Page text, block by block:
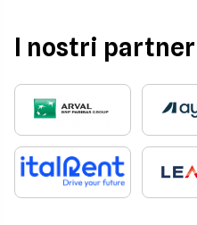
I nostri partner